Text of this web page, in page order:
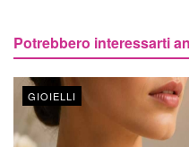
Potrebbero interessarti
GIOIELLI